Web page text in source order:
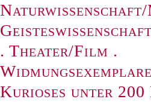
Naturwissenschaft/
Geisteswissenschaft
. Theater/Film .
Widmungsexemplare
Kurioses unter 200